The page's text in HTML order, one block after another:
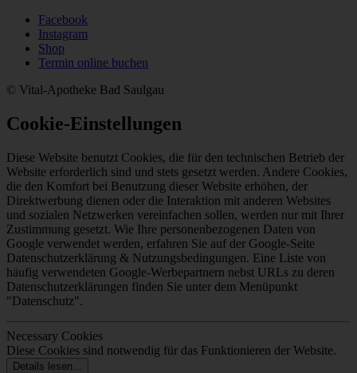
Facebook
Instagram
Shop
Termin online buchen
© Vital-Apotheke Bad Saulgau
Cookie-Einstellungen
Diese Website benutzt Cookies, die für den technischen Betrieb der
Website erforderlich sind und stets gesetzt werden. Andere Cookies,
die den Komfort bei Benutzung dieser Website erhöhen, der
Direktwerbung dienen oder die Interaktion mit anderen Websites
und sozialen Netzwerken vereinfachen sollen, werden nur mit Ihrer
Zustimmung gesetzt. Wie Ihre personenbezogenen Daten von
Google verwendet werden, erfahren Sie auf der Google-Seite
Datenschutzerklärung & Nutzungsbedingungen. Eine Liste von
häufig verwendeten Google-Werbepartnern nebst URLs zu deren
Datenschutzerklärungen finden Sie unter dem Menüpunkt
"Datenschutz".
Necessary Cookies
Diese Cookies sind notwendig für das Funktionieren der Website.
Details lesen...